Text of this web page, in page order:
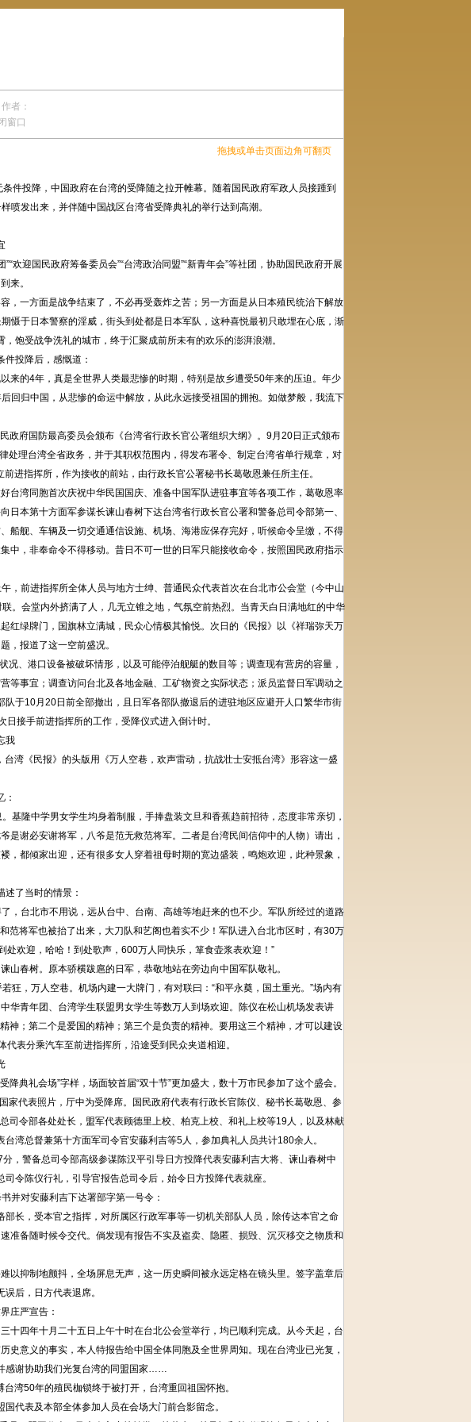
作者：
窗口
拖拽或单击页面边角可翻页
投降，中国政府在台湾的受降随之拉开帷幕。随着国民政府军政人员接踵到
发出来，并伴随中国战区台湾省受降典礼的举行达到高潮。
迎国民政府筹备委员会”“台湾政治同盟”“新青年会”等社团，协助国民政府开展
来。
一方面是战争结束了，不必再受轰炸之苦；另一方面是从日本殖民统治下解放
慑于日本警察的淫威，街头到处都是日本军队，这种喜悦最初只敢埋在心底，渐
饱受战争洗礼的城市，终于汇聚成前所未有的欢乐的澎湃浪潮。
投降后，感慨道：
的4年，真是全世界人类最悲惨的时期，特别是故乡遭受50年来的压迫。年少
回归中国，从悲惨的命运中解放，从此永远接受祖国的拥抱。如做梦般，我流下
府国防最高委员会颁布《台湾省行政长官公署组织大纲》。9月20日正式颁布
处理台湾全省政务，并于其职权范围内，得发布署令、制定台湾省单行规章，对
进指挥所，作为接收的前站，由行政长官公署秘书长葛敬恩兼任所主任。
湾同胞首次庆祝中华民国国庆、准备中国军队进驻事宜等各项工作，葛敬恩率
本第十方面军参谋长谏山春树下达台湾省行政长官公署和警备总司令部第一、
船舰、车辆及一切交通通信设施、机场、海港应保存完好，听候命令呈缴，不得
中，非奉命令不得移动。昔日不可一世的日军只能接收命令，按照国民政府指示
前进指挥所全体人员与地方士绅、普通民众代表首次在台北市公会堂（今中山
。会堂内外挤满了人，几无立锥之地，气氛空前热烈。当青天白日满地红的中华
红绿牌门，国旗林立满城，民众心情极其愉悦。次日的《民报》以《祥瑞弥天万
，报道了这一空前盛况。
、港口设备被破坏情形，以及可能停泊舰艇的数目等；调查现有营房的容量，
事宜；调查访问台北及各地金融、工矿物资之实际状态；派员监督日军调动之
于10月20日前全部撤出，且日军各部队撤退后的进驻地区应避开人口繁华市街
接手前进指挥所的工作，受降仪式进入倒计时。
我
《民报》的头版用《万人空巷，欢声雷动，抗战壮士安抵台湾》形容这一盛
隆中学男女学生均身着制服，手捧盘装文旦和香蕉趋前招待，态度非常亲切，
谢必安谢将军，八爷是范无救范将军。二者是台湾民间信仰中的人物）请出，
都倾家出迎，还有很多女人穿着祖母时期的宽边盛装，鸣炮欢迎，此种景象，
了当时的情景：
台北市不用说，远从台中、台南、高雄等地赶来的也不少。军队所经过的道路
范将军也被抬了出来，大刀队和艺阁也着实不少！军队进入台北市区时，有30万
欢迎，哈哈！到处歌声，600万人同快乐，箪食壶浆表欢迎！”
春树。原本骄横跋扈的日军，恭敬地站在旁边向中国军队敬礼。
，万人空巷。机场内建一大牌门，有对联曰：“和平永奠，国土重光。”场内有
华青年团、台湾学生联盟男女学生等数万人到场欢迎。陈仪在松山机场发表讲
；第二个是爱国的精神；第三个是负责的精神。要用这三个精神，才可以建设
表分乘汽车至前进指挥所，沿途受到民众夹道相迎。
礼会场”字样，场面较首届“双十节”更加盛大，数十万市民参加了这个盛会。
代表照片，厅中为受降席。国民政府代表有行政长官陈仪、秘书长葛敬恩、参
司令部各处处长，盟军代表顾德里上校、柏克上校、和礼上校等19人，以及林献
湾总督兼第十方面军司令官安藤利吉等5人，参加典礼人员共计180余人。
警备总司令部高级参谋陈汉平引导日方投降代表安藤利吉大将、谏山春树中
令陈仪行礼，引导官报告总司令后，始令日方投降代表就座。
对安藤利吉下达署部字第一号令：
，受本官之指挥，对所属区行政军事等一切机关部队人员，除传达本官之命
备随时候令交代。倘发现有报告不实及盗卖、隐匿、损毁、沉灭移交之物质和
抑制地颤抖，全场屏息无声，这一历史瞬间被永远定格在镜头里。签字盖章后
后，日方代表退席。
庄严宣告：
四年十月二十五日上午十时在台北公会堂举行，均已顺利完成。从今天起，台
意义的事实，本人特报告给中国全体同胞及全世界周知。现在台湾业已光复，
感谢协助我们光复台湾的同盟国家……
50年的殖民枷锁终于被打开，台湾重回祖国怀抱。
表及本部全体参加人员在会场大门前合影留念。